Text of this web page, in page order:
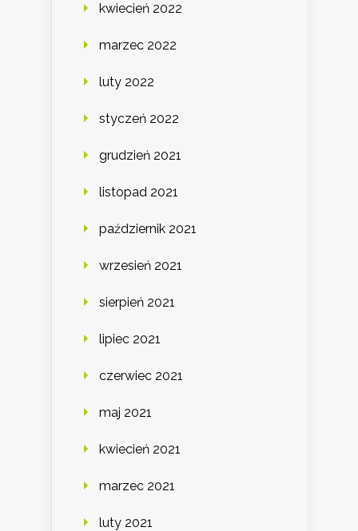
kwiecień 2022
marzec 2022
luty 2022
styczeń 2022
grudzień 2021
listopad 2021
październik 2021
wrzesień 2021
sierpień 2021
lipiec 2021
czerwiec 2021
maj 2021
kwiecień 2021
marzec 2021
luty 2021